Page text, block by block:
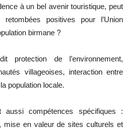
à un bel avenir touristique, peut
positives pour l’Union
birmane ?
protection de l’environnement,
villageoises, interaction entre
population locale.
compétences spécifiques :
mise en valeur de sites culturels et